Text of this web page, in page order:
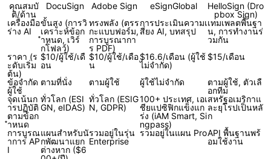
คุณสมบั
ติ/ด้าน
DocuSign Adobe Sign eSignGlobal
HelloSign (Dro
pbox Sign)
เครื่องมือ
ร่าง AI
ขั้นสูง (การวิ
เคราะห์ข้อก
ำหนด, เวิร์
กโฟลว์)
ทรงพลัง (ตรร
กะแบบฟอร์ม,
การบูรณากา
ร PDF)
การประเมินความเ
สี่ยง AI, บทสรุป
เทมเพลตพื้นฐา
น, การทำงานร่
วมกัน
ราคา (ร
ะดับเริ่ม
ต้น)
$10/ผู้ใช้/เดื
อน
$10/ผู้ใช้/เดือ
น
$16.6/เดือน (ผู้ใช้
ไม่จำกัด)
$15/เดือน
ข้อจำกัด
ผู้ใช้
ตามที่นั่ง ตามผู้ใช้ ผู้ใช้ไม่จำกัด
ตามผู้ใช้, ตัวเลื
อกทีม
จุดเน้นก
ารปฏิบัติ
ตามข้อก
ำหนด
ทั่วโลก (ESI
GN, eIDAS)
ทั่วโลก (ESIG
N, GDPR)
100+ ประเทศ, เอเ
ชียแปซิฟิกแข็งแก
ร่ง (iAM Smart, Si
ngpass)
สหรัฐอเมริกาแ
ละยุโรปเป็นหลั
ก
การบูรณ
าการ AP
I
แผนสำหรับนั
กพัฒนาแยก
ต่างหาก ($6
รวมอยู่ในรุ่น
Enterprise
รวมอยู่ในแผน ProAPI พื้นฐานพร้
อมใช้งาน